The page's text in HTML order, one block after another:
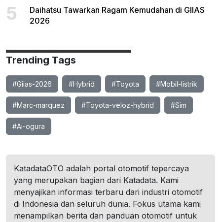
5
Daihatsu Tawarkan Ragam Kemudahan di GIIAS
2026
Trending Tags
#Giias-2026 #Hybrid #Toyota #Mobil-listrik
#Marc-marquez #Toyota-veloz-hybrid #Sim
#Ai-ogura
KatadataOTO adalah portal otomotif tepercaya
yang merupakan bagian dari Katadata. Kami
menyajikan informasi terbaru dari industri otomotif
di Indonesia dan seluruh dunia. Fokus utama kami
menampilkan berita dan panduan otomotif untuk